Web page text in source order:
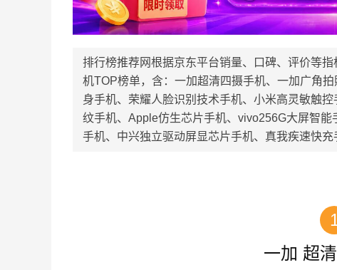
排行榜推荐网根据京东平台销量、口碑、评价等
机TOP榜单，含：一加超清四摄手机、一加广角
身手机、荣耀人脸识别技术手机、小米高灵敏触
纹手机、Apple仿生芯片手机、vivo256G大屏智
手机、中兴独立驱动屏显芯片手机、真我疾速快充
一加 超